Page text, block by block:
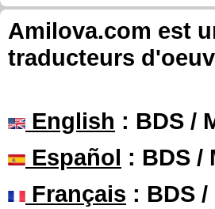
Amilova.com est
traducteurs
English : BDS /
Español : BDS /
Français : BDS /